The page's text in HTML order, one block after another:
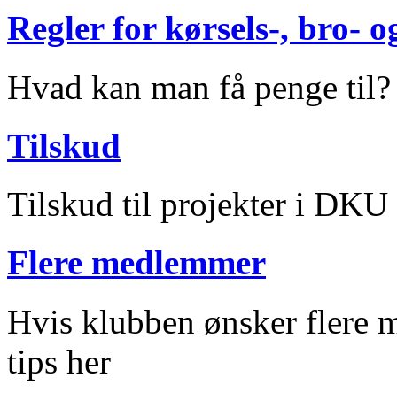
Regler for kørsels-, bro-
Hvad kan man få penge til?
Tilskud
Tilskud til projekter i DKU
Flere medlemmer
Hvis klubben ønsker flere
tips her